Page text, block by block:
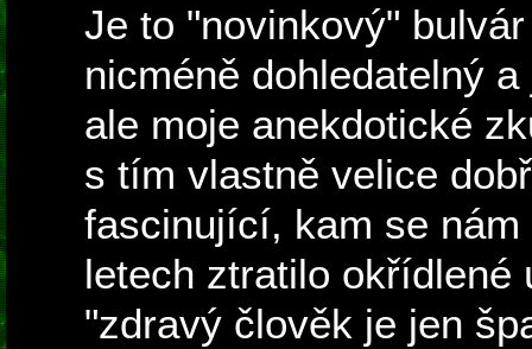
Je to "novinkový"
nicméně dohledatelný
ale moje anekdotické
s tím vlastně velice
fascinující, kam se
letech ztratilo okřídlené
"zdravý člověk je jen